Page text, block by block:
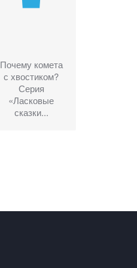
Почему комета
с хвостиком?
Серия
«Ласковые
сказки...